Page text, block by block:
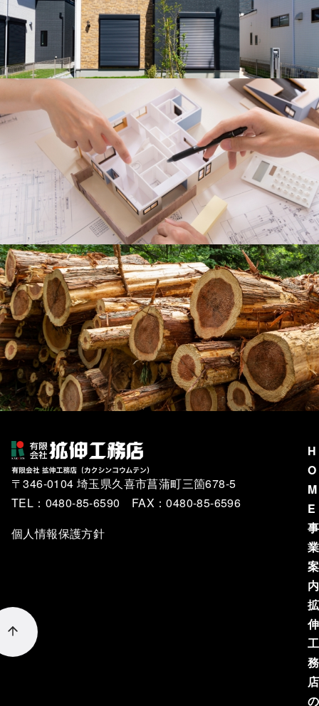
〒346-0104 埼玉県久喜市菖蒲町三箇678-5
TEL：0480-85-6590 FAX：0480-85-6596
個人情報保護方針
H
O
M
E
事
業
案
内
拡
伸
工
務
店
の